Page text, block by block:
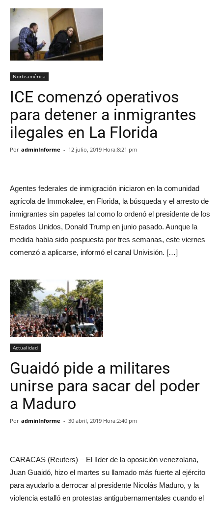
Norteamérica
ICE comenzó operativos
para detener a inmigrantes
ilegales en La Florida
Por adminInforme - 12 julio, 2019 Hora:8:21 pm
Agentes federales de inmigración iniciaron en la comunidad
agrícola de Immokalee, en Florida, la búsqueda y el arresto de
inmigrantes sin papeles tal como lo ordenó el presidente de los
Estados Unidos, Donald Trump en junio pasado. Aunque la
medida había sido pospuesta por tres semanas, este viernes
comenzó a aplicarse, informó el canal Univisión. […]
Actualidad
Guaidó pide a militares
unirse para sacar del poder
a Maduro
Por adminInforme - 30 abril, 2019 Hora:2:40 pm
CARACAS (Reuters) – El líder de la oposición venezolana,
Juan Guaidó, hizo el martes su llamado más fuerte al ejército
para ayudarlo a derrocar al presidente Nicolás Maduro, y la
violencia estalló en protestas antigubernamentales cuando el